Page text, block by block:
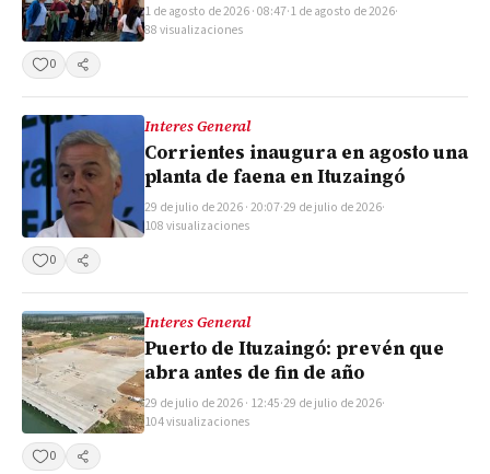
1 de agosto de 2026 · 08:47·1 de agosto de 2026·
88 visualizaciones
0
Compartir
Interes General
Corrientes inaugura en agosto una
planta de faena en Ituzaingó
29 de julio de 2026 · 20:07·29 de julio de 2026·
108 visualizaciones
0
Compartir
Interes General
Puerto de Ituzaingó: prevén que
abra antes de fin de año
29 de julio de 2026 · 12:45·29 de julio de 2026·
104 visualizaciones
0
Compartir